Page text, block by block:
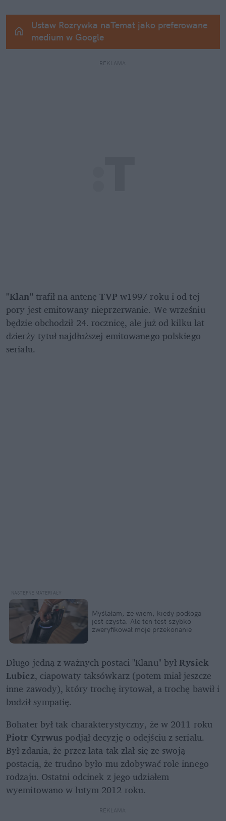
Ustaw Rozrywka naTemat jako preferowane
medium w Google
REKLAMA
"Klan" trafił na antenę TVP w1997 roku i od tej
pory jest emitowany nieprzerwanie. We wrześniu
będzie obchodził 24. rocznicę, ale już od kilku lat
dzierży tytuł najdłuższej emitowanego polskiego
serialu.
Myślałam, że wiem, kiedy podłoga
jest czysta. Ale ten test szybko
zweryfikował moje przekonanie
Długo jedną z ważnych postaci "Klanu" był Rysiek
Lubicz, ciapowaty taksówkarz (potem miał jeszcze
inne zawody), który trochę irytował, a trochę bawił i
budził sympatię.
Bohater był tak charakterystyczny, że w 2011 roku
Piotr Cyrwus podjął decyzję o odejściu z serialu.
Był zdania, że przez lata tak zlał się ze swoją
postacią, że trudno było mu zdobywać role innego
rodzaju. Ostatni odcinek z jego udziałem
wyemitowano w lutym 2012 roku.
REKLAMA